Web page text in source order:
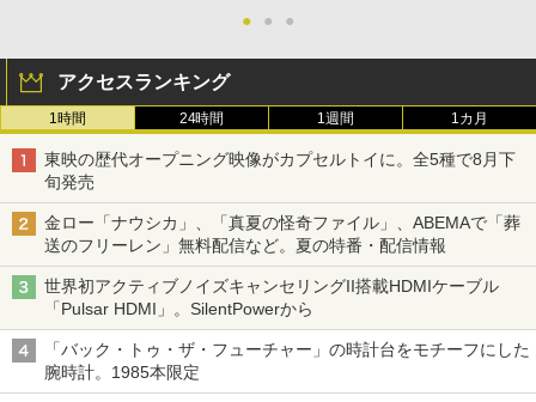
● ● ●
アクセスランキング
1時間 24時間 1週間 1カ月
東映の歴代オープニング映像がカプセルトイに。全5種で8月下
旬発売
金ロー「ナウシカ」、「真夏の怪奇ファイル」、ABEMAで「葬
送のフリーレン」無料配信など。夏の特番・配信情報
世界初アクティブノイズキャンセリングII搭載HDMIケーブル
「Pulsar HDMI」。SilentPowerから
「バック・トゥ・ザ・フューチャー」の時計台をモチーフにした
腕時計。1985本限定